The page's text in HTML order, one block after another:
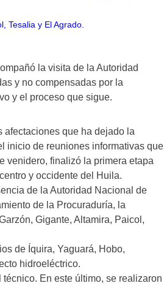
la visita de la Autoridad
y no compensadas por la
y el proceso que sigue.
que ha dejado la
inicio de reuniones informativas que
venidero, finalizó la primera etapa
y occidente del Huila.
de la Autoridad Nacional de
de la Procuraduría, la
Gigante, Altamira, Paicol,
de Íquira, Yaguará, Hobo,
hidroeléctrico.
En este último, se realizaron